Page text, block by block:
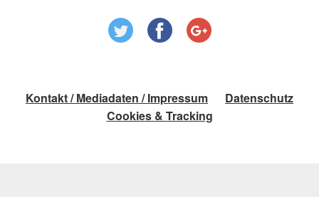
Kontakt / Mediadaten / Impressum
Datenschutz
Cookies & Tracking